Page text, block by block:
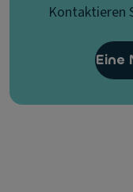
Kontaktieren
Eine